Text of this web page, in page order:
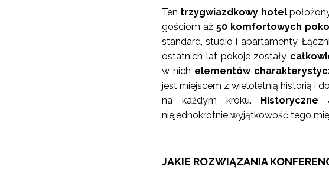
Ten trzygwiazdkowy hotel
gościom aż50 komfortowych
standard, studio i apartamenty.
ostatnich lat pokoje zostały
w nich elementów
jest miejscem z wieloletnią historią i
na każdym kroku.
Historyczne
niejednokrotnie wyjątkowość tego
JAKIE ROZWIĄZANIA